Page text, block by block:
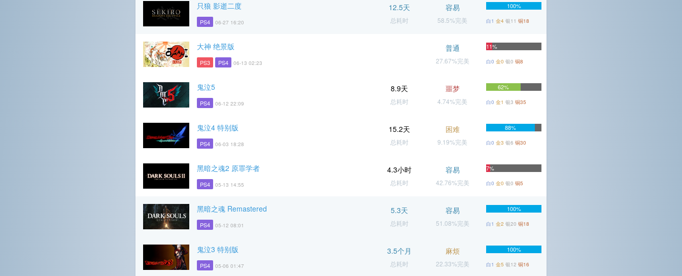
只狼 影逝二度
PS4 06-27 16:20
12.5天
总耗时
容易
58.5%完美
100%
白1 金4 银11 铜18
大神 绝景版
PS3 PS4 06-13 02:23
普通
27.67%完美
11%
白0 金0 银0 铜8
鬼泣5
PS4 06-12 22:09
8.9天
总耗时
噩梦
4.74%完美
62%
白0 金1 银3 铜35
鬼泣4 特别版
PS4 06-03 18:28
15.2天
总耗时
困难
9.19%完美
88%
白0 金3 银6 铜30
黑暗之魂2 原罪学者
PS4 05-13 14:55
4.3小时
总耗时
容易
42.76%完美
7%
白0 金0 银0 铜5
黑暗之魂 Remastered
PS4 05-12 08:01
5.3天
总耗时
容易
51.08%完美
100%
白1 金2 银20 铜18
鬼泣3 特别版
PS4 05-06 01:47
3.5个月
总耗时
麻烦
22.33%完美
100%
白1 金5 银12 铜16